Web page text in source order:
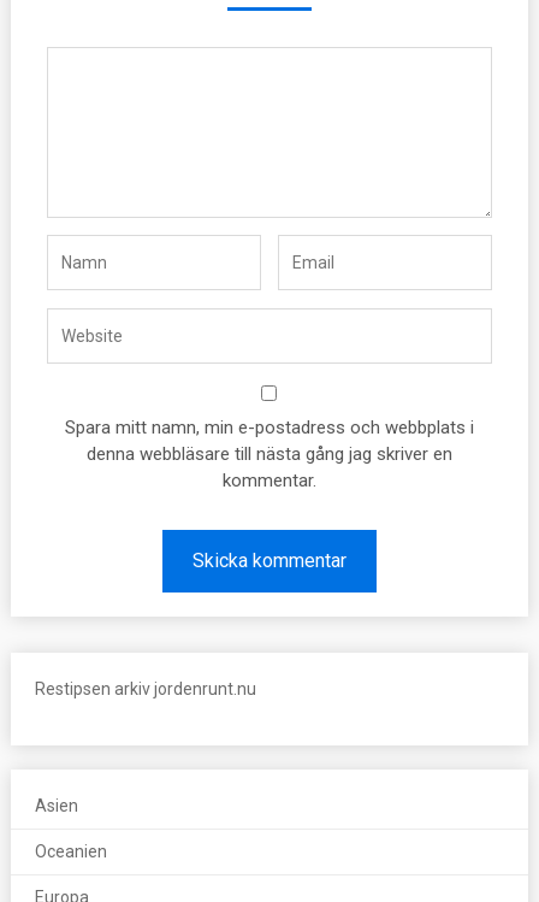
Spara mitt namn, min e-postadress och webbplats i
denna webbläsare till nästa gång jag skriver en
kommentar.
Restipsen arkiv jordenrunt.nu
Asien
Oceanien
Europa